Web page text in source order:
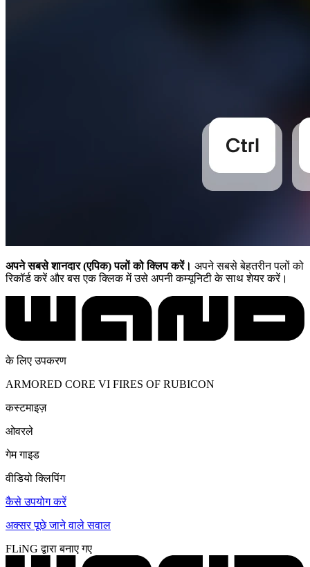
अपने सबसे शानदार (एपिक) पलों को क्लिप करें। अपने सबसे बेहतरीन पलों को
रिकॉर्ड करें और बस एक क्लिक में उसे अपनी कम्यूनिटी के साथ शेयर करें।
के लिए उपकरण
ARMORED CORE VI FIRES OF RUBICON
कस्टमाइज़
ओवरले
गेम गाइड
वीडियो क्लिपिंग
कैसे उपयोग करें
अक्सर पूछे जाने वाले सवाल
FLiNG द्वारा बनाए गए